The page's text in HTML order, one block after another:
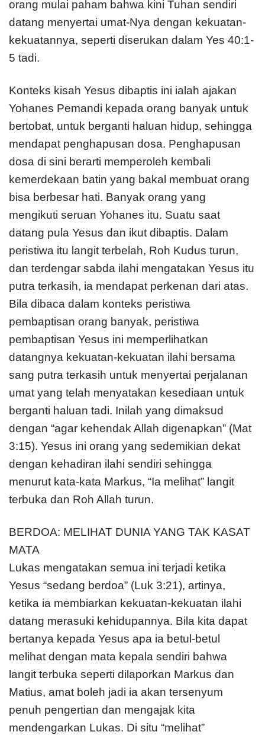
orang mulai paham bahwa kini Tuhan sendiri
datang menyertai umat-Nya dengan kekuatan-
kekuatannya, seperti diserukan dalam Yes 40:1-
5 tadi.
Konteks kisah Yesus dibaptis ini ialah ajakan
Yohanes Pemandi kepada orang banyak untuk
bertobat, untuk berganti haluan hidup, sehingga
mendapat penghapusan dosa. Penghapusan
dosa di sini berarti memperoleh kembali
kemerdekaan batin yang bakal membuat orang
bisa berbesar hati. Banyak orang yang
mengikuti seruan Yohanes itu. Suatu saat
datang pula Yesus dan ikut dibaptis. Dalam
peristiwa itu langit terbelah, Roh Kudus turun,
dan terdengar sabda ilahi mengatakan Yesus itu
putra terkasih, ia mendapat perkenan dari atas.
Bila dibaca dalam konteks peristiwa
pembaptisan orang banyak, peristiwa
pembaptisan Yesus ini memperlihatkan
datangnya kekuatan-kekuatan ilahi bersama
sang putra terkasih untuk menyertai perjalanan
umat yang telah menyatakan kesediaan untuk
berganti haluan tadi. Inilah yang dimaksud
dengan “agar kehendak Allah digenapkan” (Mat
3:15). Yesus ini orang yang sedemikian dekat
dengan kehadiran ilahi sendiri sehingga
menurut kata-kata Markus, “Ia melihat” langit
terbuka dan Roh Allah turun.
BERDOA: MELIHAT DUNIA YANG TAK KASAT
MATA
Lukas mengatakan semua ini terjadi ketika
Yesus “sedang berdoa” (Luk 3:21), artinya,
ketika ia membiarkan kekuatan-kekuatan ilahi
datang merasuki kehidupannya. Bila kita dapat
bertanya kepada Yesus apa ia betul-betul
melihat dengan mata kepala sendiri bahwa
langit terbuka seperti dilaporkan Markus dan
Matius, amat boleh jadi ia akan tersenyum
penuh pengertian dan mengajak kita
mendengarkan Lukas. Di situ “melihat”